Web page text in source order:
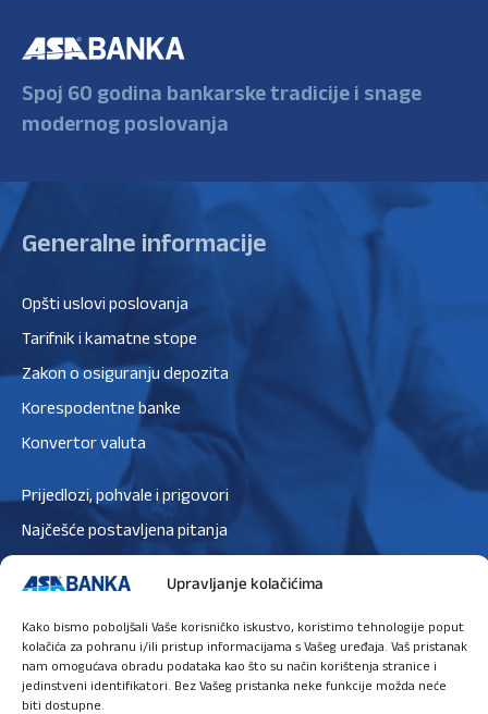
Upravljanje kolačićima
Kako bismo poboljšali Vaše korisničko iskustvo, koristimo tehnologije poput
kolačića za pohranu i/ili pristup informacijama s Vašeg uređaja. Vaš pristanak
nam omogućava obradu podataka kao što su način korištenja stranice i
jedinstveni identifikatori. Bez Vašeg pristanka neke funkcije možda neće
biti dostupne.
Spoj 60 godina bankarske tradicije i snage
modernog poslovanja
Generalne informacije
Opšti uslovi poslovanja
Tarifnik i kamatne stope
Zakon o osiguranju depozita
Korespodentne banke
Konvertor valuta
Prijedlozi, pohvale i prigovori
Najčešće postavljena pitanja
Politika kolačića